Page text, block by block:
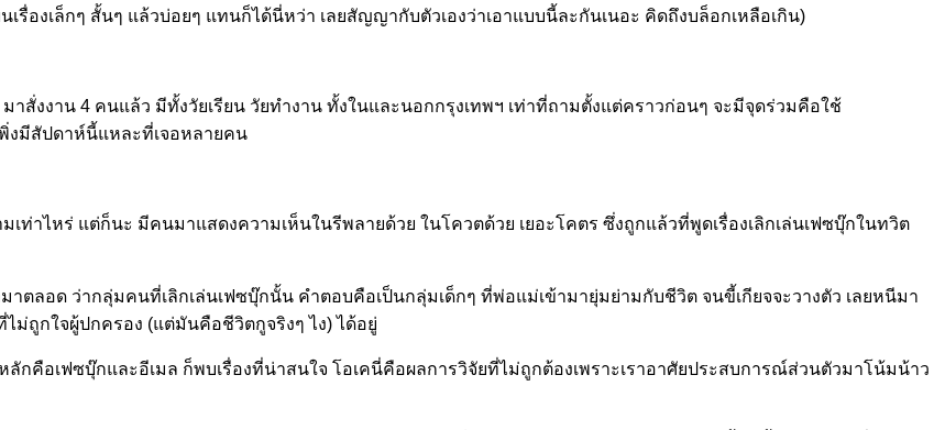
องเล็กๆ สั้นๆ แล้วบ่อยๆ แทนก็ได้นี่หว่า เลยสัญญากับตัวเองว่าเอาแบบนี้ละกันเนอะ คิดถึงบล็อกเหลือเกิน)
สั่งงาน 4 คนแล้ว มีทั้งวัยเรียน วัยทำงาน ทั้งในและนอกกรุงเทพฯ เท่าที่ถามตั้งแต่คราวก่อนๆ จะมีจุดร่วมคือใช้
พิ่งมีสัปดาห์นี้แหละที่เจอหลายคน
าไหร่ แต่ก็นะ มีคนมาแสดงความเห็นในรีพลายด้วย ในโควตด้วย เยอะโคตร ซึ่งถูกแล้วที่พูดเรื่องเลิกเล่นเฟซบุ๊กในทวิต
าตลอด ว่ากลุ่มคนที่เลิกเล่นเฟซบุ๊กนั้น คำตอบคือเป็นกลุ่มเด็กๆ ที่พ่อแม่เข้ามายุ่มย่ามกับชีวิต จนขี้เกียจจะวางตัว เลยหนีมา
ม่ถูกใจผู้ปกครอง (แต่มันคือชีวิตกูจริงๆ ไง) ได้อยู่
กคือเฟซบุ๊กและอีเมล ก็พบเรื่องที่น่าสนใจ โอเคนี่คือผลการวิจัยที่ไม่ถูกต้องเพราะเราอาศัยประสบการณ์ส่วนตัวมาโน้มน้าว